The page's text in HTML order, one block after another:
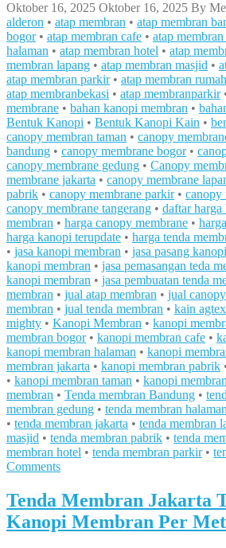
Oktober 16, 2025 Oktober 16, 2025 By
alderon • atap membran • atap membran
bogor• atap membran cafe • atap
halaman • atap membran hotel • atap
membran lapang • atap membran masjid •
atap membran parkir• atap membran rumah
atap membranbekasi • atap membranparkir
membrane • bahan kanopi membran •
Bentuk Kanopi • Bentuk Kanopi Kain •
canopy membran taman • canopy
bandung • canopy membrane bogor•
canopy membrane gedung • Canopy
membrane jakarta • canopy membrane
pabrik • canopy membrane parkir• canopy
canopy membrane tangerang • daftar harga
membran • harga canopy membrane •
harga kanopi terupdate • harga tenda
• jasa kanopi membran • jasa pasang kanopi
kanopi membran • jasa pemasangan teda
kanopi membran • jasa pembuatan tenda
membran • jual atap membran • jual
membran • jual tenda membran • kain agtex
mighty • Kanopi Membran • kanopi
membran bogor• kanopi membran cafe •
kanopi membran halaman • kanopi
membran jakarta • kanopi membran pabrik
• kanopi membran taman • kanopi
membran • Tenda membran Bandung •
membran gedung • tenda membran halaman
• tenda membran jakarta • tenda membran
masjid • tenda membran pabrik • tenda
membran hotel • tenda membran parkir•
Comments
Tenda Membran Jakarta
Kanopi Membran Per